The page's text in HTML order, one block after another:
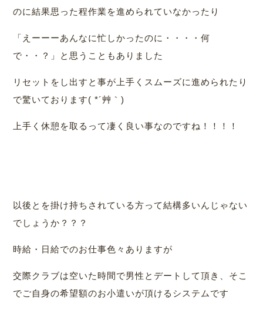
のに結果思った程作業を進められていなかったり
「えーーーあんなに忙しかったのに・・・・何
で・・？」と思うこともありました
リセットをし出すと事が上手くスムーズに進められたり
で驚いております( *´艸｀)
上手く休憩を取るって凄く良い事なのですね！！！！
以後とを掛け持ちされている方って結構多いんじゃない
でしょうか？？？
時給・日給でのお仕事色々ありますが
交際クラブは空いた時間で男性とデートして頂き、そこ
でご自身の希望額のお小遣いが頂けるシステムです